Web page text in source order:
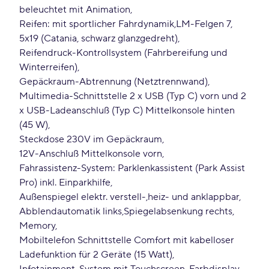
beleuchtet mit Animation
Reifen: mit sportlicher Fahrdynamik LM-Felgen 7
5x19 (Catania, schwarz glanzgedreht)
Reifendruck-Kontrollsystem (Fahrbereifung und
Winterreifen)
Gepäckraum-Abtrennung (Netztrennwand)
Multimedia-Schnittstelle 2 x USB (Typ C) vorn und 2
x USB-Ladeanschluß (Typ C) Mittelkonsole hinten
(45 W)
Steckdose 230V im Gepäckraum
12V-Anschluß Mittelkonsole vorn
Fahrassistenz-System: Parklenkassistent (Park Assist
Pro) inkl. Einparkhilfe
Außenspiegel elektr. verstell- heiz- und anklappbar
Abblendautomatik links Spiegelabsenkung rechts
Memory
Mobiltelefon Schnittstelle Comfort mit kabelloser
Ladefunktion für 2 Geräte (15 Watt)